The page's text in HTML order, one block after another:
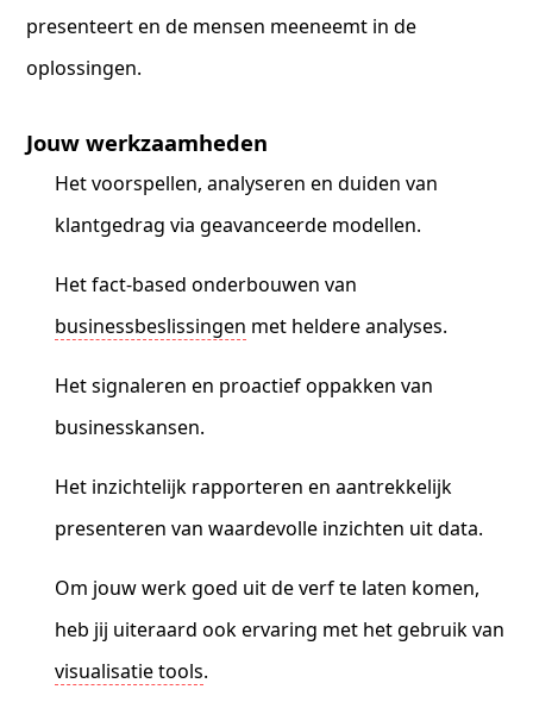
presenteert en de mensen meeneemt in de
oplossingen.
Jouw werkzaamheden
Het voorspellen, analyseren en duiden van
klantgedrag via geavanceerde modellen.
Het fact-based onderbouwen van
businessbeslissingen met heldere analyses.
Het signaleren en proactief oppakken van
businesskansen.
Het inzichtelijk rapporteren en aantrekkelijk
presenteren van waardevolle inzichten uit data.
Om jouw werk goed uit de verf te laten komen,
heb jij uiteraard ook ervaring met het gebruik van
visualisatie tools.